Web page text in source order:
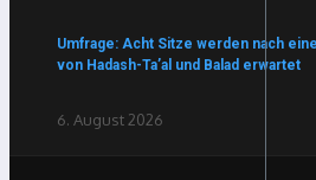
Umfrage: Acht Sitze werden nach
von Hadash-Ta’al und Balad erwartet
6. August 2026